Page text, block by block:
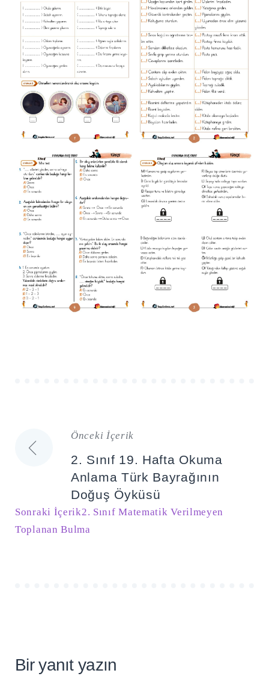
Yazı
gezinmesi
Önceki İçerik
2. Sınıf 19. Hafta Okuma
Anlama Türk Bayrağının
Doğuş Öyküsü
Sonraki İçerik2. Sınıf Matematik Verilmeyen
Toplanan Bulma
Bir yanıt yazın